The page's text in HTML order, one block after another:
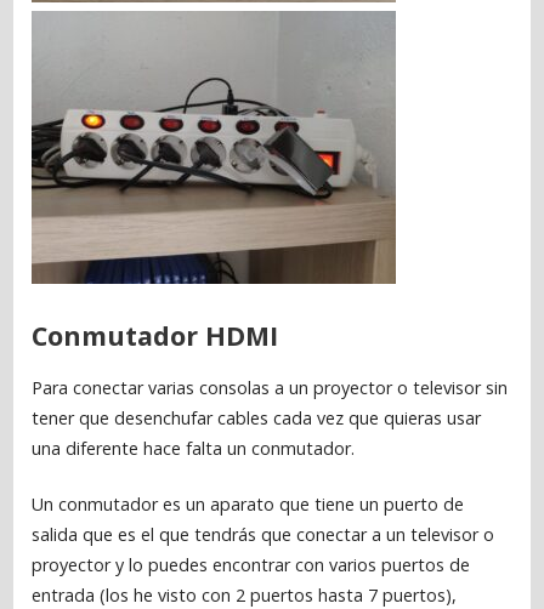
Conmutador HDMI
Para conectar varias consolas a un proyector o televisor sin
tener que desenchufar cables cada vez que quieras usar
una diferente hace falta un conmutador.
Un conmutador es un aparato que tiene un puerto de
salida que es el que tendrás que conectar a un televisor o
proyector y lo puedes encontrar con varios puertos de
entrada (los he visto con 2 puertos hasta 7 puertos),